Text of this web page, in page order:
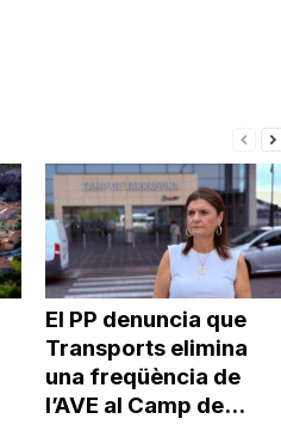
volum.
El PP denuncia que
Transports elimina
una freqüència de
l’AVE al Camp de...